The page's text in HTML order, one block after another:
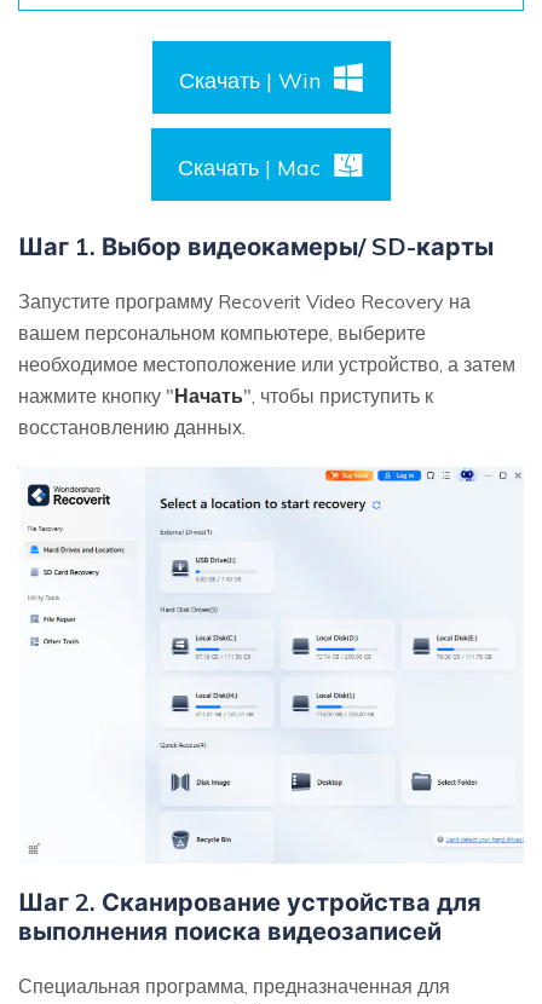
Скачать | Win
Скачать | Mac
Шаг 1. Выбор видеокамеры/ SD-карты
Запустите программу Recoverit Video Recovery на
вашем персональном компьютере, выберите
необходимое местоположение или устройство, а затем
нажмите кнопку "Начать", чтобы приступить к
восстановлению данных.
Шаг 2. Сканирование устройства для
выполнения поиска видеозаписей
Специальная программа, предназначенная для